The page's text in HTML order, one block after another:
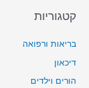
קטגוריות
בריאות ורפואה
דיכאון
הורים וילדים